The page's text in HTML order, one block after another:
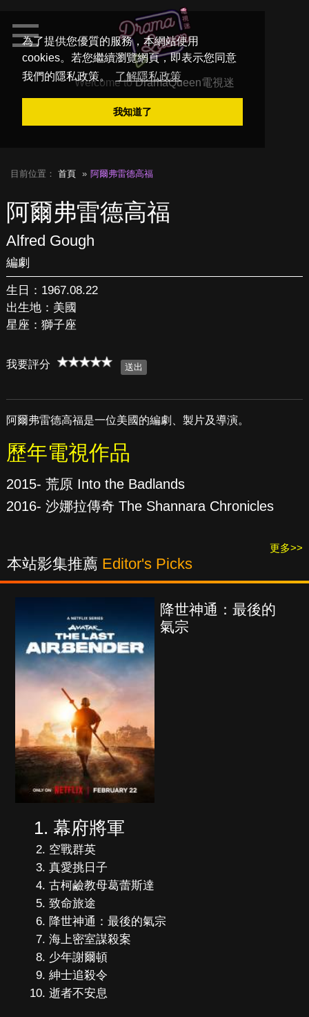
為了提供您優質的服務，本網站使用
cookies。若您繼續瀏覽網頁，即表示您同意
我們的隱私政策。
了解隱私政策
我知道了
Welcome toDramaQueen電視迷
目前位置： 首頁 阿爾弗雷德高福
阿爾弗雷德高福
Alfred Gough
編劇
生日：1967.08.22
出生地：美國
星座：獅子座
我要評分
阿爾弗雷德高福是一位美國的編劇、製片及導演。
歷年電視作品
2015- 荒原 Into the Badlands
2016- 沙娜拉傳奇 The Shannara Chronicles
更多>>
本站影集推薦 Editor's Picks
降世神通：最後的
氣宗
幕府將軍
空戰群英
真愛挑日子
古柯鹼教母葛蕾斯達
致命旅途
降世神通：最後的氣宗
海上密室謀殺案
少年謝爾頓
紳士追殺令
逝者不安息